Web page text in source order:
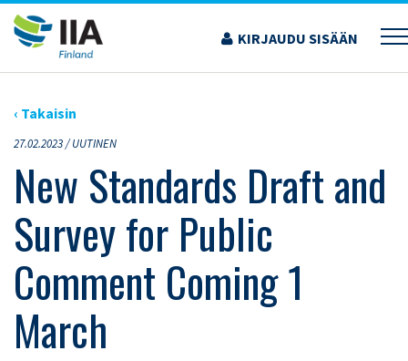
Siirry
sisältöön
KIRJAUDU SISÄÄN
›ARTIKKELIT›NEW STANDARDS DRAFT AND SURVEY FOR PUBLIC COMMENT
COMING 1 MARCH
‹ Takaisin
27.02.2023 /UUTINEN
New Standards Draft and
Survey for Public
Comment Coming 1
March